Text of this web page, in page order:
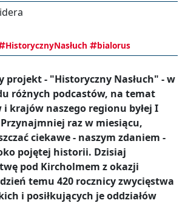
HistorycznyNasłuch bialorus
projekt - "Historyczny Nasłuch" - w
różnych podcastów, na temat
krajów naszego regionu byłej I
raz w miesiącu,
ciekawe - naszym zdaniem -
pojętej historii. Dzisiaj
pod Kircholmem z okazji
temu 420 rocznicy zwycięstwa
i posiłkujących je oddziałów